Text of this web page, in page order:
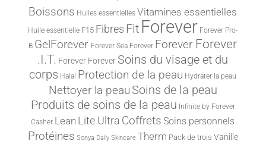
Boissons Huiles essentielles Vitamines essentielles
Huile essentielle F15 Fibres Fit Forever Forever Pro-
B GelForever Forever Sea Forever Forever Forever
.I.T. Forever Forever Soins du visage et du
corps Halal Protection de la peau Hydrater la peau
Nettoyer la peau Soins de la peau
Produits de soins de la peau Infinite by Forever
Casher Lean Lite Ultra Coffrets Soins personnels
Protéines Sonya Daily Skincare Therm Pack de trois Vanille